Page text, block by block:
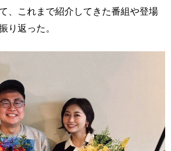
、これまで紹介してきた番組や登場
り返った。